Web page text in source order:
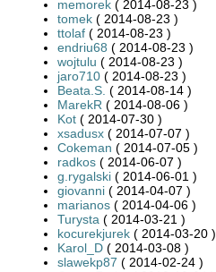
memorek ( 2014-08-23 )
tomek ( 2014-08-23 )
ttolaf ( 2014-08-23 )
endriu68 ( 2014-08-23 )
wojtulu ( 2014-08-23 )
jaro710 ( 2014-08-23 )
Beata.S. ( 2014-08-14 )
MarekR ( 2014-08-06 )
Kot ( 2014-07-30 )
xsadusx ( 2014-07-07 )
Cokeman ( 2014-07-05 )
radkos ( 2014-06-07 )
g.rygalski ( 2014-06-01 )
giovanni ( 2014-04-07 )
marianos ( 2014-04-06 )
Turysta ( 2014-03-21 )
kocurekjurek ( 2014-03-20 )
Karol_D ( 2014-03-08 )
slawekp87 ( 2014-02-24 )